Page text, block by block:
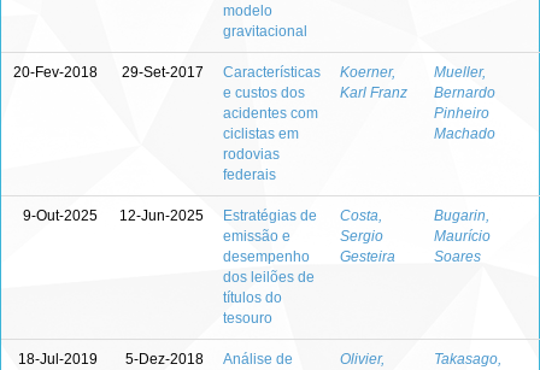
modelo
gravitacional
20-Fev-2018 29-Set-2017
Características
e custos dos
acidentes com
ciclistas em
rodovias
federais
Koerner,
Karl Franz
Mueller,
Bernardo
Pinheiro
Machado
9-Out-2025 12-Jun-2025
Estratégias de
emissão e
desempenho
dos leilões de
títulos do
tesouro
Costa,
Sergio
Gesteira
Bugarin,
Maurício
Soares
18-Jul-2019 5-Dez-2018
Análise de
Olivier,
Takasago,